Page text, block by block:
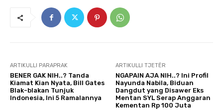
ARTIKULLI PARAPRAK
BENER GAK NIH..? Tanda
Kiamat Kian Nyata, Bill Gates
Blak-blakan Tunjuk
Indonesia, Ini 5 Ramalannya
ARTIKULLI TJETËR
NGAPAIN AJA NIH..? Ini Profil
Nayunda Nabila, Biduan
Dangdut yang Disawer Eks
Mentan SYL Serap Anggaran
Kementan Rp 100 Juta